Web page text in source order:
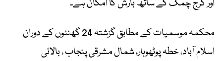
اور گرج چمک کے ساتھ بارش کا امکان ہے۔
محکمہ موسمیات کے مطابق گزشتہ 24 گھنٹوں کے دوران
اسلام آباد، خطہ پوٹھوہار، شمال مشرقی پنجاب ، بالائی